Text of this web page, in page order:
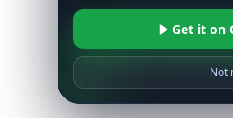
Get it on
Not